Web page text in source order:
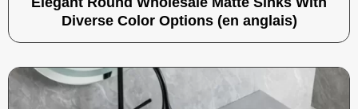
Diverse Color Options (en anglais)